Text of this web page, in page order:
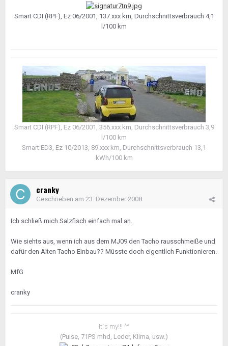
Smart CDI (RPF), Ez 06/2001, 137.xxx km, Durchschnittsverbrauch 4,1
l/100 km
Smart CDI (RPF), Ez 06/2001, 356.xxx km, Durchschnittsverbrauch 3,9
l/100 km
Smart ED3, Ez 10/2013, 89.xxx km, Durchschnittsverbrauch 13,1
kWh/100 km
cranky
Geschrieben am 23. Dezember 2008
Ich schließ mich Salzfisch einfach mal an.
Wie siehts aus, wenn ich aus dem MJ09 den Tacho rausschmeiße und
dafür den Alten Tacho Einbau?? Müsste doch eigentlich Funktionieren.
MfG
cranky
It`s my!!! ^^
(Pulse, 71PS mhd, Leder, Klima, usw.)